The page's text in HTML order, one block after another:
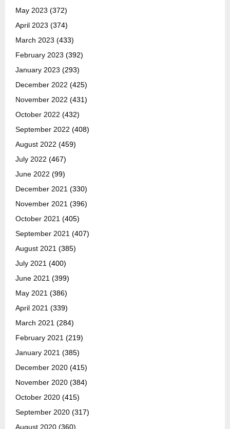
May 2023 (372)
April 2023 (374)
March 2023 (433)
February 2023 (392)
January 2023 (293)
December 2022 (425)
November 2022 (431)
October 2022 (432)
September 2022 (408)
August 2022 (459)
July 2022 (467)
June 2022 (99)
December 2021 (330)
November 2021 (396)
October 2021 (405)
September 2021 (407)
August 2021 (385)
July 2021 (400)
June 2021 (399)
May 2021 (386)
April 2021 (339)
March 2021 (284)
February 2021 (219)
January 2021 (385)
December 2020 (415)
November 2020 (384)
October 2020 (415)
September 2020 (317)
August 2020 (360)